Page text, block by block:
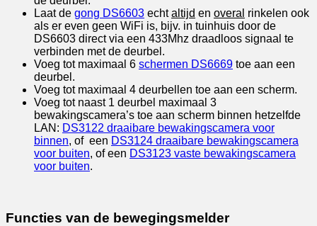
Laat de gong DS6603 echtaltijd en overal rinkelen ook
als er even geen WiFi is, bijv. in tuinhuis door de
DS6603 direct via een 433Mhz draadloos signaal te
verbinden met de deurbel.
Voeg tot maximaal 6 schermen DS6669 toe aan een
deurbel.
Voeg tot maximaal 4 deurbellen toe aan een scherm.
Voeg tot naast 1 deurbel maximaal 3
bewakingscamera’s toe aan scherm binnen hetzelfde
LAN: DS3122 draaibare bewakingscamera voor
binnen, of een DS3124 draaibare bewakingscamera
voor buiten, of een DS3123 vaste bewakingscamera
voor buiten.
Functies van de bewegingsmelder